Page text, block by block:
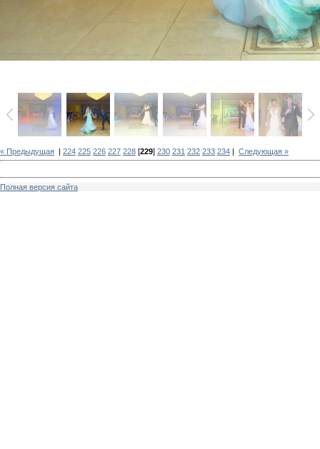
« Предыдущая 224 225 226 227 228 [229] 230 231 232 233 234 Следующая »
Полная версия сайта